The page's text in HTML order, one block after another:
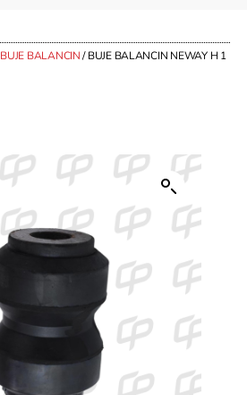
BUJE BALANCIN/ BUJE BALANCIN NEWAY H 1